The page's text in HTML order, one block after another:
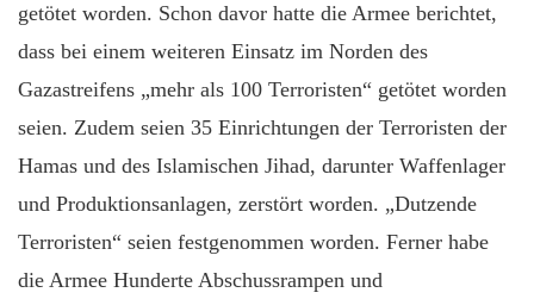
getötet worden. Schon davor hatte die Armee berichtet,
dass bei einem weiteren Einsatz im Norden des
Gazastreifens „mehr als 100 Terroristen“ getötet worden
seien. Zudem seien 35 Einrichtungen der Terroristen der
Hamas und des Islamischen Jihad, darunter Waffenlager
und Produktionsanlagen, zerstört worden. „Dutzende
Terroristen“ seien festgenommen worden. Ferner habe
die Armee Hunderte Abschussrampen und